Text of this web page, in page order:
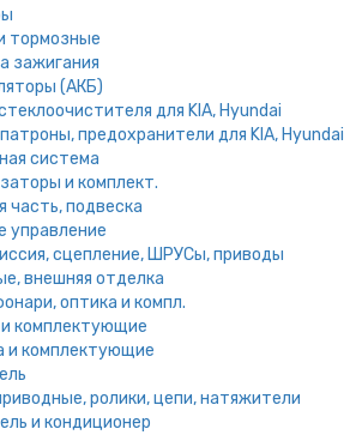
тормозные
зажигания
(АКБ)
для KIA, Hyundai
предохранители для KIA, Hyundai
система
и комплект.
часть, подвеска
управление
сцепление, ШРУСы, приводы
внешняя отделка
оптика и компл.
комплектующие
и комплектующие
ролики, цепи, натяжители
и кондиционер